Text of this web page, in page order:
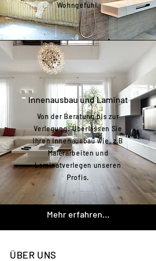
Wohngefühl.
Innenausbau und Laminat
Von der Beratung bis zur
Verlegung: Überlassen Sie
Ihren Innenausbau wie. z.B
Malerarbeiten und
Laminatverlegen unseren
Profis.
Mehr erfahren...
ÜBER UNS